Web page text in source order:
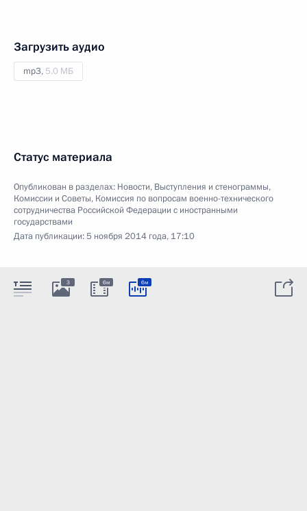
Загрузить аудио
mp3, 5.0 МБ
Статус материала
Опубликован в разделах: Новости, Выступления и стенограммы,
Комиссии и Советы, Комиссия по вопросам военно-технического
сотрудничества Российской Федерации с иностранными
государствами
Дата публикации:5 ноября 2014 года, 17:10
3 6м 6м